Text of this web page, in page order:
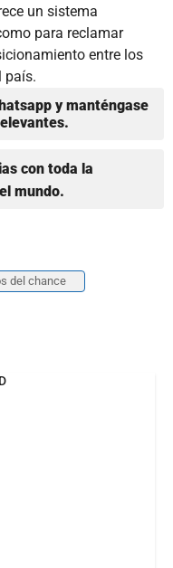
un sistema
para reclamar
entre los
país.
y manténgase
con toda la
mundo.
del chance